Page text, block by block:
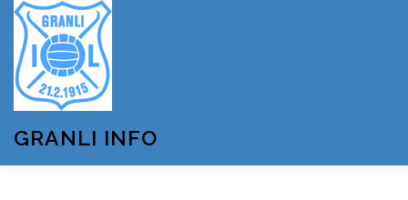
innhold
GRANLI INFO